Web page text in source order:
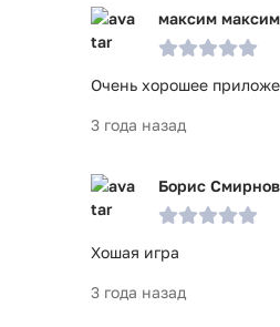
максим максим
Очень хорошее
3 года назад
Борис Смирнов
Хошая игра
3 года назад